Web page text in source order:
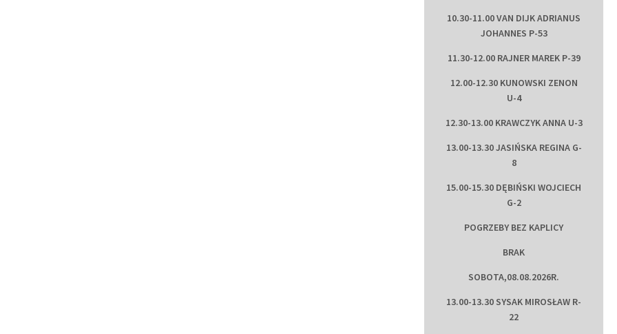
10.30-11.00 VAN DIJK ADRIANUS
JOHANNES P-53
11.30-12.00 RAJNER MAREK P-39
12.00-12.30 KUNOWSKI ZENON
U-4
12.30-13.00 KRAWCZYK ANNA U-3
13.00-13.30 JASIŃSKA REGINA G-
8
15.00-15.30 DĘBIŃSKI WOJCIECH
G-2
POGRZEBY BEZ KAPLICY
BRAK
SOBOTA,08.08.2026R.
13.00-13.30 SYSAK MIROSŁAW R-
22